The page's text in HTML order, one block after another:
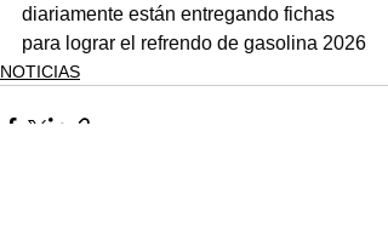
diariamente están entregando fichas
para lograr el refrendo de gasolina 2026
NOTICIAS